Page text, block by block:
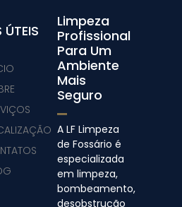
Limpeza
Profissional
Para Um
Ambiente
Mais
Seguro
A LF Limpeza
de Fossário é
especializada
em limpeza,
bombeamento,
desobstrução
ÚTEIS